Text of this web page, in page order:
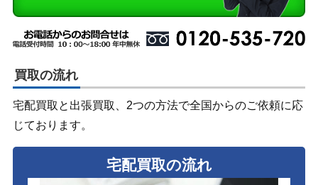
買取の流れ
宅配買取と出張買取、2つの方法で全国からのご依頼に応
じております。
宅配買取の流れ